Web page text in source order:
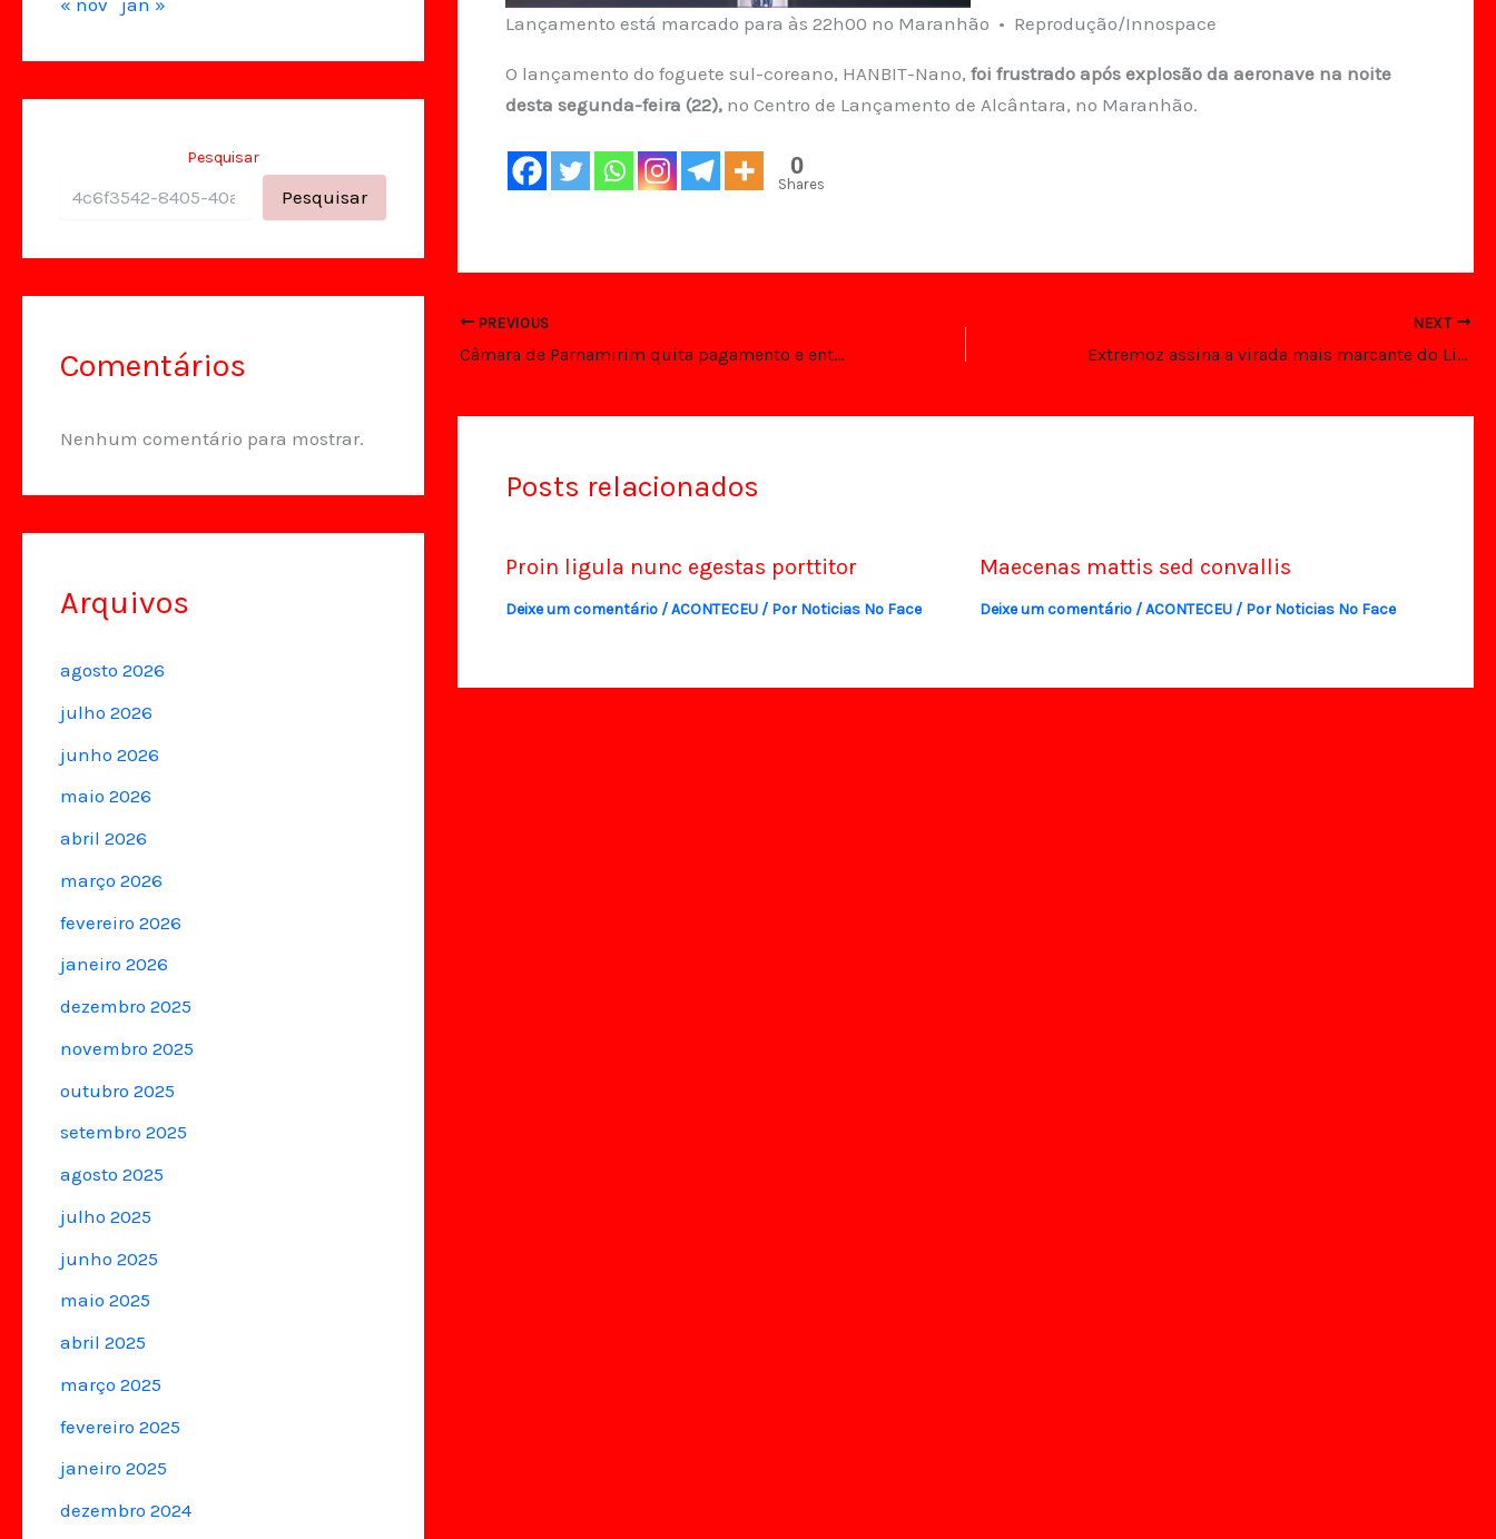
Pesquisar
Pesquisar
Comentários
Nenhum comentário para mostrar.
Arquivos
agosto 2026
julho 2026
junho 2026
maio 2026
abril 2026
março 2026
fevereiro 2026
janeiro 2026
dezembro 2025
novembro 2025
outubro 2025
setembro 2025
agosto 2025
julho 2025
junho 2025
maio 2025
abril 2025
março 2025
fevereiro 2025
janeiro 2025
dezembro 2024
Lançamento está marcado para às 22h00 no Maranhão • Reprodução/Innospace
O lançamento do foguete sul-coreano, HANBIT-Nano, foi frustrado após explosão da aeronave na noite
desta segunda-feira (22), no Centro de Lançamento de Alcântara, no Maranhão.
0
Shares
PREVIOUS
Câmara de Parnamirim quita pagamento e entrega mamógrafo à Saúde
NEXT
Extremoz assina a virada mais marcante do Litoral Norte
Posts relacionados
Proin ligula nunc egestas porttitor
Deixe um comentário /ACONTECEU/ Por Noticias No Face
Maecenas mattis sed convallis
Deixe um comentário /ACONTECEU / Por Noticias No Face